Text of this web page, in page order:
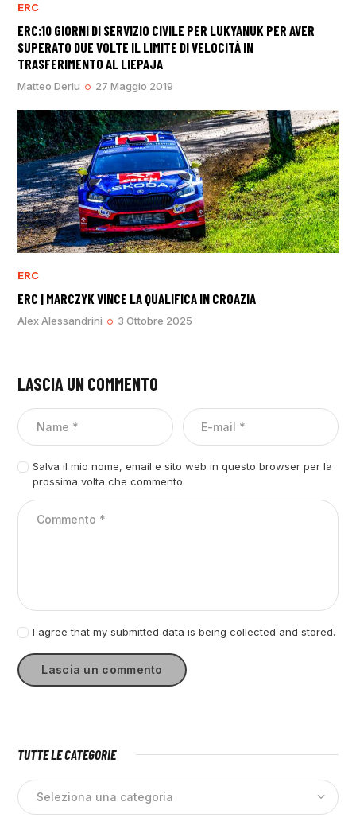
ERC
ERC:10 GIORNI DI SERVIZIO CIVILE PER LUKYANUK PER AVER
SUPERATO DUE VOLTE IL LIMITE DI VELOCITÀ IN
TRASFERIMENTO AL LIEPAJA
Matteo Deriu 27 Maggio 2019
ERC
ERC | MARCZYK VINCE LA QUALIFICA IN CROAZIA
Alex Alessandrini 3 Ottobre 2025
LASCIA UN COMMENTO
Salva il mio nome, email e sito web in questo browser per la
prossima volta che commento.
I agree that my submitted data is being collected and stored.
TUTTE LE CATEGORIE